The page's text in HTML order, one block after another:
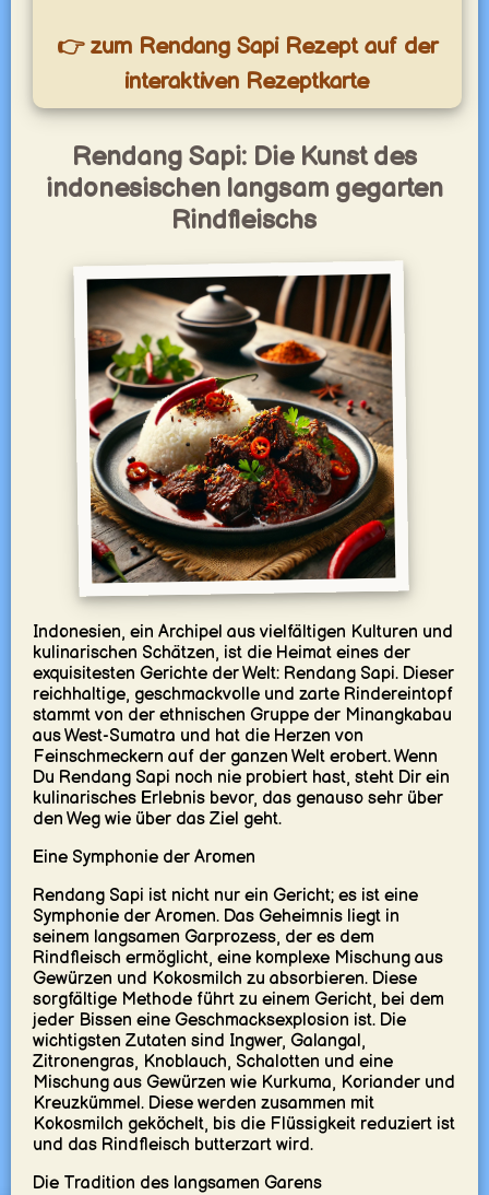
👉 zum Rendang Sapi Rezept auf der
interaktiven Rezeptkarte
Rendang Sapi: Die Kunst des
indonesischen langsam gegarten
Rindfleischs
Indonesien, ein Archipel aus vielfältigen Kulturen und
kulinarischen Schätzen, ist die Heimat eines der
exquisitesten Gerichte der Welt: Rendang Sapi. Dieser
reichhaltige, geschmackvolle und zarte Rindereintopf
stammt von der ethnischen Gruppe der Minangkabau
aus West-Sumatra und hat die Herzen von
Feinschmeckern auf der ganzen Welt erobert. Wenn
Du Rendang Sapi noch nie probiert hast, steht Dir ein
kulinarisches Erlebnis bevor, das genauso sehr über
den Weg wie über das Ziel geht.
Eine Symphonie der Aromen
Rendang Sapi ist nicht nur ein Gericht; es ist eine
Symphonie der Aromen. Das Geheimnis liegt in
seinem langsamen Garprozess, der es dem
Rindfleisch ermöglicht, eine komplexe Mischung aus
Gewürzen und Kokosmilch zu absorbieren. Diese
sorgfältige Methode führt zu einem Gericht, bei dem
jeder Bissen eine Geschmacksexplosion ist. Die
wichtigsten Zutaten sind Ingwer, Galangal,
Zitronengras, Knoblauch, Schalotten und eine
Mischung aus Gewürzen wie Kurkuma, Koriander und
Kreuzkümmel. Diese werden zusammen mit
Kokosmilch geköchelt, bis die Flüssigkeit reduziert ist
und das Rindfleisch butterzart wird.
Die Tradition des langsamen Garens